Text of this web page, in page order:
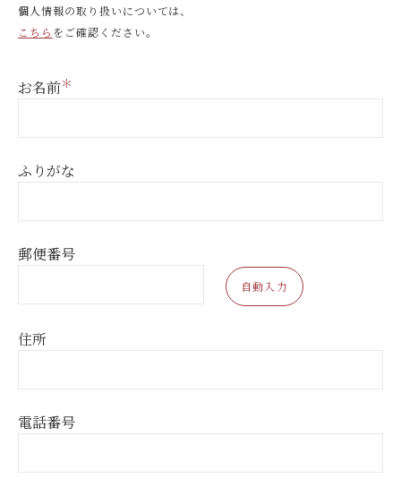
個人情報の取り扱いについては、
こちら をご確認ください。
お名前＊
ふりがな
郵便番号
自動入力
住所
電話番号